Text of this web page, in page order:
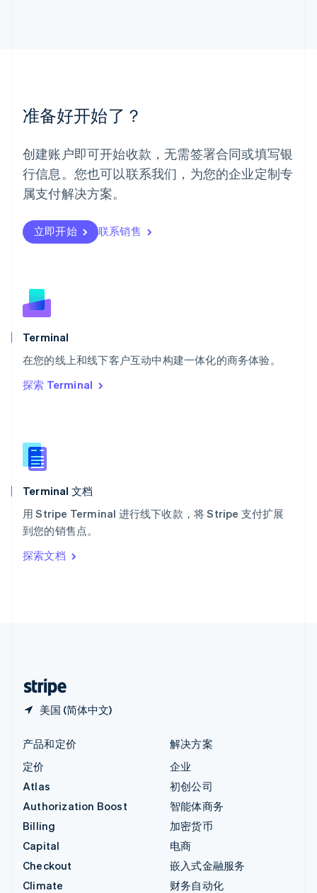
准备好开始了？
创建账户即可开始收款，无需签署合同或填写银
行信息。您也可以联系我们，为您的企业定制专
属支付解决方案。
立即开始 联系销售
Terminal
在您的线上和线下客户互动中构建一体化的商务体验。
探索 Terminal
Terminal 文档
用 Stripe Terminal 进行线下收款，将 Stripe 支付扩展
到您的销售点。
探索文档
美国 (简体中文)
挪威
葡萄牙
Português English
日本
日本語English
瑞典
瑞士
DeutschFrançais
斯洛伐克
English
斯洛文尼亚
泰国
ไทยEnglish
English
English
新西兰
匈牙利
意大利
ItalianoEnglish
印度
English
产品和定价
定价
Atlas
Authorization Boost
Billing
Capital
Checkout
Climate
解决方案
企业
初创公司
智能体商务
加密货币
电商
嵌入式金融服务
财务自动化